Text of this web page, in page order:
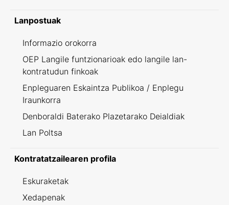
Lanpostuak
Informazio orokorra
OEP Langile funtzionarioak edo langile lan-
kontratudun finkoak
Enpleguaren Eskaintza Publikoa / Enplegu
Iraunkorra
Denboraldi Baterako Plazetarako Deialdiak
Lan Poltsa
Kontratatzailearen profila
Eskuraketak
Xedapenak